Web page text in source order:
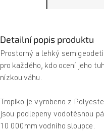
Detailní popis produktu
Prostorný a lehký
pro každého, kdo ocení jeho
nízkou váhu.
Tropiko je vyrobeno z
jsou podlepeny vodotěsnou
10 000mm vodního sloupce.